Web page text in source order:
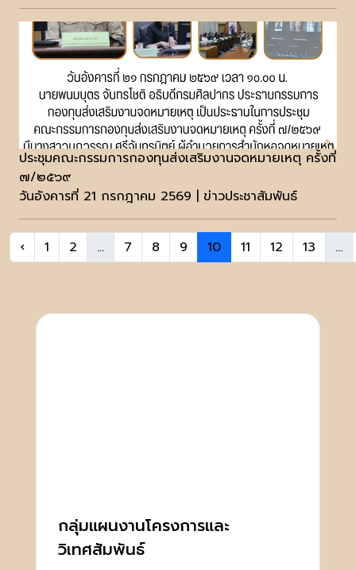
ประชุมคณะกรรมการกองทุนส่งเสริมงานจดหมายเหตุ ครั้งที่
๗/๒๕๖๙
วันอังคารที่ 21 กรกฎาคม 2569 | ข่าวประชาสัมพันธ์
‹ 1 2 ... 7 8 9 10 11 12 13 ...
กลุ่มแผนงานโครงการและ
วิเทศสัมพันธ์